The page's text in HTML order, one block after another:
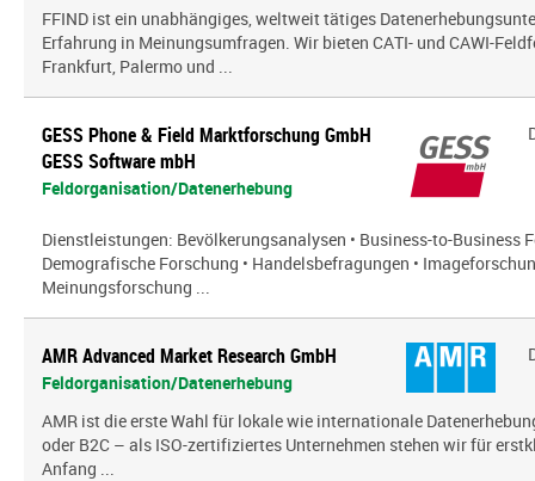
FFIND ist ein unabhängiges, weltweit tätiges
Erfahrung in Meinungsumfragen. Wir bieten CATI- und CAWI-
Frankfurt, Palermo und ...
GESS Phone & Field Marktforschung GmbH
GESS Software mbH
Feldorganisation/Datenerhebung
Dienstleistungen: Bevölkerungsanalysen • Business-to-Business
Demografische Forschung • Handelsbefragungen •
Meinungsforschung ...
AMR Advanced Market Research GmbH
Feldorganisation/Datenerhebung
AMR ist die erste Wahl für lokale wie internationale
oder B2C – als ISO-zertifiziertes Unternehmen stehen wir für
Anfang ...